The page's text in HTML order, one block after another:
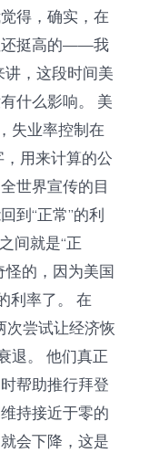
得，确实，在
还挺高的——我
，这段时间美
什么影响。 美
失业率控制在
用来计算的公
世界宣传的目
到“正常”的利
间就是“正
怪的，因为美国
利率了。 在
次尝试让经济恢
退。 他们真正
帮助推行拜登
持接近于零的
会下降，这是